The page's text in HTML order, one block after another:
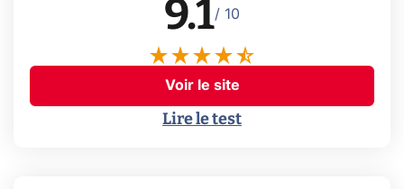
9.1/ 10
Voir le site
Lire le test